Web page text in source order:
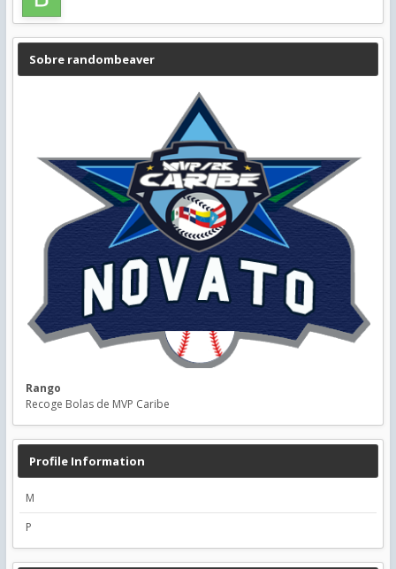
Sobre randombeaver
Rango
Recoge Bolas de MVP Caribe
Profile Information
M
P